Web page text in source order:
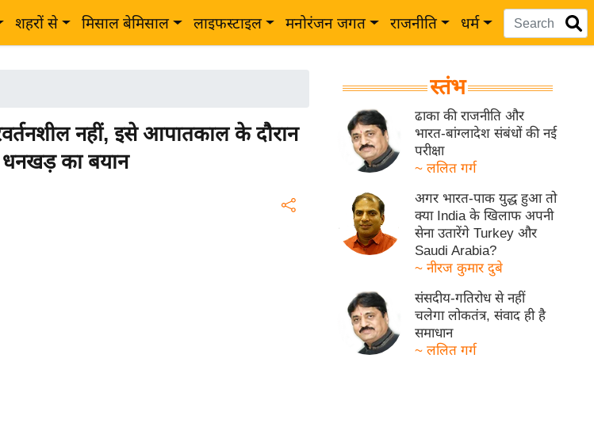
शहरों से मिसाल बेमिसाल लाइफस्टाइल मनोरंजन जगत राजनीति धर्म
नहीं, इसे आपातकाल के दौरान
धनखड़ का बयान
स्तंभ
ढाका की राजनीति और
भारत-बांग्लादेश संबंधों की नई
परीक्षा
~ ललित गर्ग
अगर भारत-पाक युद्ध हुआ तो
क्या India के खिलाफ अपनी
सेना उतारेंगे Turkey और
Saudi Arabia?
~ नीरज कुमार दुबे
संसदीय-गतिरोध से नहीं
चलेगा लोकतंत्र, संवाद ही है
समाधान
~ ललित गर्ग